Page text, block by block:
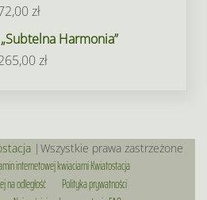
179,00 zł
złZakres
cen:
od
Harmonia”
złZakres
do
265,00 zł
|Wszystkie prawa zastrzeżone
internetowej kwiaciarni Kwiatostacja
na odległość
Polityka prywatności